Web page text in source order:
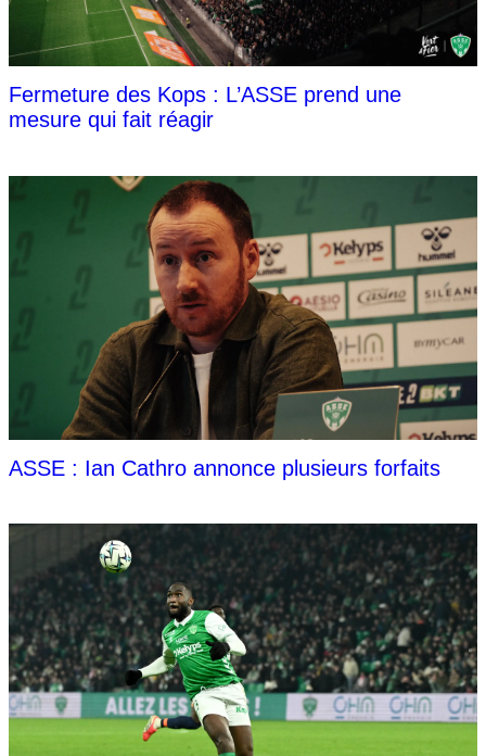
Fermeture des Kops : L’ASSE prend une
mesure qui fait réagir
ASSE : Ian Cathro annonce plusieurs forfaits